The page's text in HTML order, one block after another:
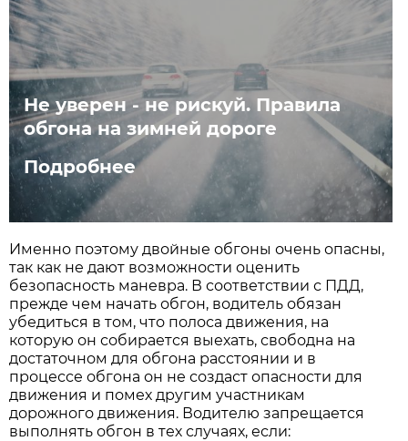
Не уверен - не рискуй. Правила
обгона на зимней дороге
Подробнее
Именно поэтому двойные обгоны очень опасны,
так как не дают возможности оценить
безопасность маневра. В соответствии с ПДД,
прежде чем начать обгон, водитель обязан
убедиться в том, что полоса движения, на
которую он собирается выехать, свободна на
достаточном для обгона расстоянии и в
процессе обгона он не создаст опасности для
движения и помех другим участникам
дорожного движения. Водителю запрещается
выполнять обгон в тех случаях, если: